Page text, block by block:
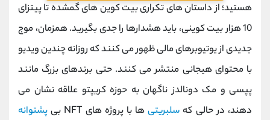
هستید؛ از داستان‌ های تکراری بیت‌ کوین ‌های گمشده تا پیتزای
10 هزار بیت‌ کوینی، باید هشدارها را جدی بگیرید. همزمان، موج
جدیدی از یوتیوبرهای مالی ظهور می‌ کنند که روزانه چندین ویدیو
با محتوای هیجانی منتشر می کنند. حتی برندهای بزرگ مانند
پپسی و مک ‌دونالدز ناگهان به حوزه کریپتو علاقه نشان می‌
دهند، در حالی که سلبریتی‌ها با پروژه‌ های NFT بی‌
پشتوانه